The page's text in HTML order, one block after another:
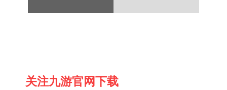
关注九游官网下载